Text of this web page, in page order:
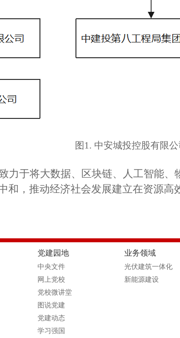
图 1. 中安城投控股有限公
力于将大数据、区块链、人工智能
和，推动经济社会发展建立在资源高
党建园地
中央文件
网上党校
党校微讲堂
图说党建
党建动态
学习强国
业务领域
光伏建筑一体化
新能源建设